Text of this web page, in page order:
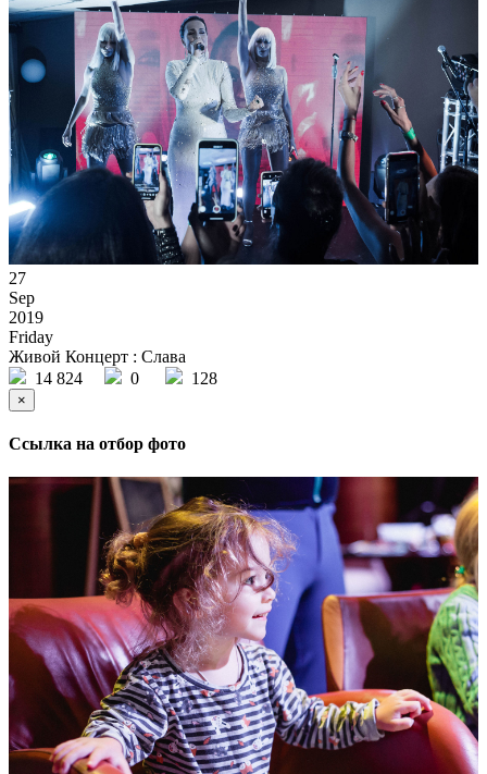
27
Sep
2019
Friday
Живой Концерт : Слава
14 824
0 128
×
Ссылка на отбор фото